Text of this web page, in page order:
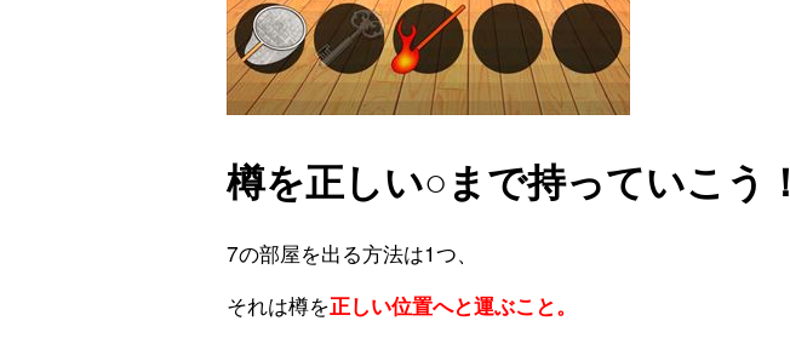
樽を正しい○まで持っていこう！
7の部屋を出る方法は1つ、
それは樽を正しい位置へと運ぶこと。